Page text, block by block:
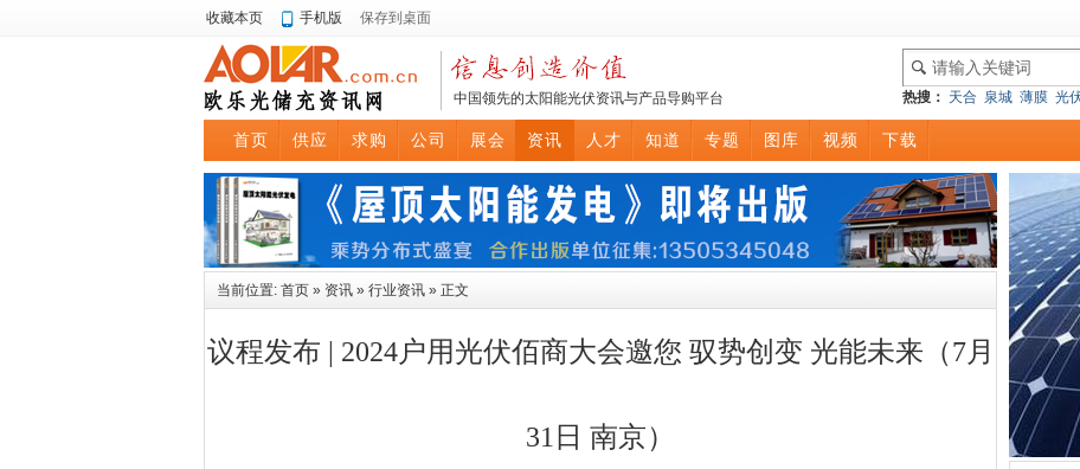
收藏本页 手机版 保存到桌面
热搜： 天合 泉城 薄膜 光
中国领先的太阳能光伏资讯与产品导购平台
首页 供应 求购 公司 展会 资讯 人才 知道 专题 图库 视频 下载
当前位置: 首页 » 资讯 » 行业资讯 » 正文
议程发布 | 2024户用光伏佰商大会邀您 驭势创变 光能未来（7月
31日 南京）